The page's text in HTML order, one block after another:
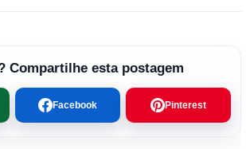
Compartilhe esta postagem
Facebook Pinterest